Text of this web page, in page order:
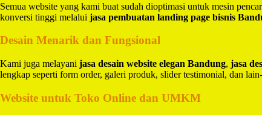
Semua website yang kami buat sudah dioptimasi untuk mesin
konversi tinggi melalui jasa pembuatan landing page bisnis
Desain Menarik dan Fungsional
Kami juga melayani jasa desain website elegan Bandung, jasa
lengkap seperti form order, galeri produk, slider testimonial, dan
Website untuk Toko Online dan UMKM